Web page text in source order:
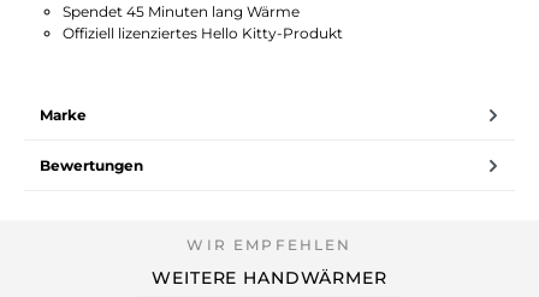
Spendet 45 Minuten lang Wärme
Offiziell lizenziertes Hello Kitty-Produkt
Marke
Bewertungen
WEITERE HANDWÄRMER